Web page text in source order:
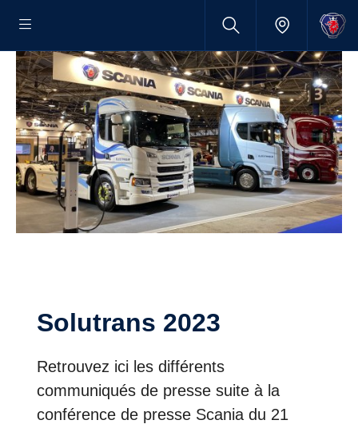
Solutrans 2023
Retrouvez ici les différents
communiqués de presse suite à la
conférence de presse Scania du 21